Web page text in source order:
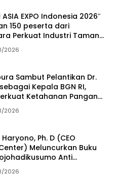
EXPO Indonesia 2026″
150 peserta dari
Perkuat Industri Taman
Ekosistem Pariwisata di
2026
Sambut Pelantikan Dr.
Kepala BGN RI,
Ketahanan Pangan
2026
Ph. D (CEO
Meluncurkan Buku
Anti
dirangkaikan dengan
2026